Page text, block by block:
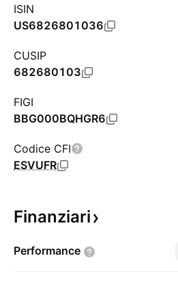
ISIN
US6826801036
CUSIP
682680103
FIGI
BBG000BQHGR6
Codice CFI
ESVUFR
Finanziari
Performance